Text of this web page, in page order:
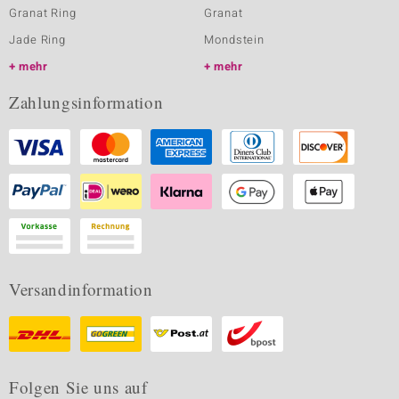
Granat Ring
Jade Ring
mehr
Granat
Mondstein
mehr
Zahlungsinformation
Versandinformation
Folgen Sie uns auf